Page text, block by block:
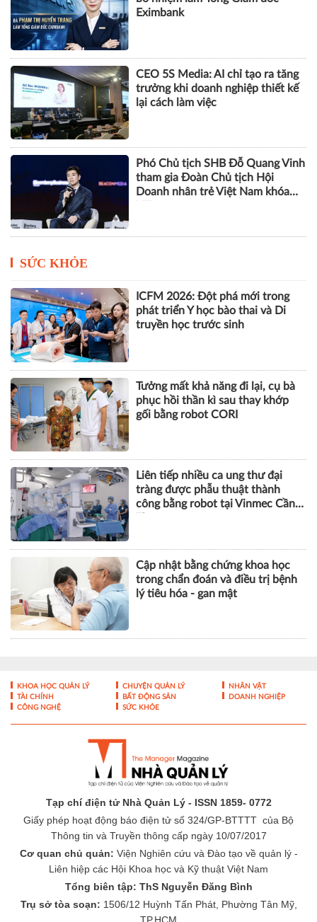
Eximbank
CEO 5S Media: AI chỉ tạo ra tăng
trưởng khi doanh nghiệp thiết kế
lại cách làm việc
Phó Chủ tịch SHB Đỗ Quang Vinh
tham gia Đoàn Chủ tịch Hội
Doanh nhân trẻ Việt Nam khóa
SỨC KHỎE
ICFM 2026: Đột phá mới trong
phát triển Y học bào thai và Di
truyền học trước sinh
Tưởng mất khả năng đi lại, cụ bà
phục hồi thần kì sau thay khớp
gối bằng robot CORI
Liên tiếp nhiều ca ung thư đại
tràng được phẫu thuật thành
công bằng robot tại Vinmec Cần
Cập nhật bằng chứng khoa học
trong chẩn đoán và điều trị bệnh
lý tiêu hóa - gan mật
KHOA HỌC QUẢN LÝ CHUYỆN QUẢN LÝ
NHÂN VẬT
TÀI CHÍNH
BẤT ĐỘNG SẢN
DOANH NGHIỆP
CÔNG NGHỆ
SỨC KHỎE
Tạp chí điện tử Nhà Quản Lý - ISSN 1859- 0772
Giấy phép hoạt động báo điện tử số 324/GP-BTTTT của Bộ
Thông tin và Truyền thông cấp ngày 10/07/2017
Cơ quan chủ quản: Viện Nghiên cứu và Đào tạo về quản lý -
Liên hiệp các Hội Khoa học và Kỹ thuật Việt Nam
Tổng biên tập: ThS Nguyễn Đăng Bình
Trụ sở tòa soạn: 1506/12 Huỳnh Tấn Phát, Phường Tân Mỹ,
TP.HCM